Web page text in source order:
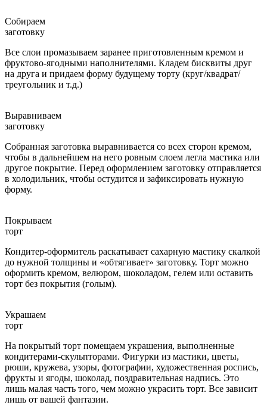
Собираем
заготовку
Все слои промазываем заранее приготовленным кремом и
фруктово-ягодными наполнителями. Кладем бисквиты друг
на друга и придаем форму будущему торту (круг/квадрат/
треугольник и т.д.)
Выравниваем
заготовку
Собранная заготовка выравнивается со всех сторон кремом,
чтобы в дальнейшем на него ровным слоем легла мастика или
другое покрытие. Перед оформлением заготовку отправляется
в холодильник, чтобы остудится и зафиксировать нужную
форму.
Покрываем
торт
Кондитер-оформитель раскатывает сахарную мастику скалкой
до нужной толщины и «обтягивает» заготовку. Торт можно
оформить кремом, велюром, шоколадом, гелем или оставить
торт без покрытия (голым).
Украшаем
торт
На покрытый торт помещаем украшения, выполненные
кондитерами-скульпторами. Фигурки из мастики, цветы,
рюши, кружева, узоры, фотографии, художественная роспись,
фрукты и ягоды, шоколад, поздравительная надпись. Это
лишь малая часть того, чем можно украсить торт. Все зависит
лишь от вашей фантазии.